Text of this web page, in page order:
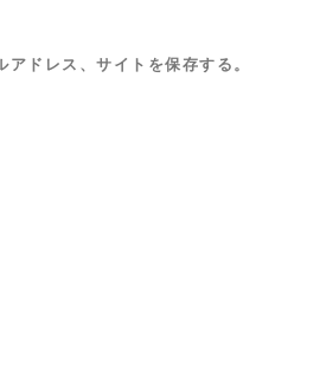
ドレス、サイトを保存する。